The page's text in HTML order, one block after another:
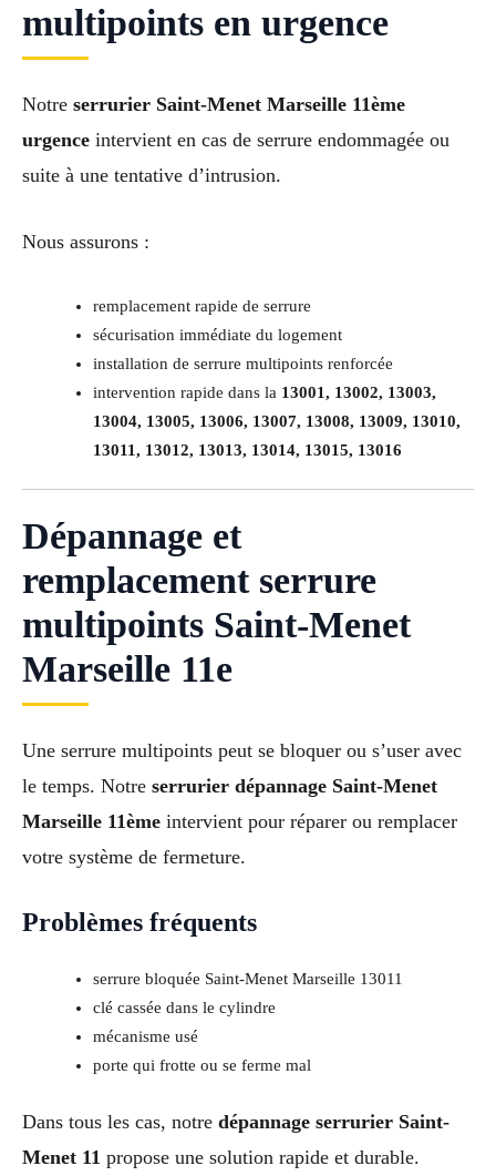
multipoints en urgence
Notre serrurier Saint-Menet Marseille 11ème
urgence intervient en cas de serrure endommagée ou
suite à une tentative d’intrusion.
Nous assurons :
remplacement rapide de serrure
sécurisation immédiate du logement
installation de serrure multipoints renforcée
intervention rapide dans la 13001, 13002, 13003,
13004, 13005, 13006, 13007, 13008, 13009, 13010,
13011, 13012, 13013, 13014, 13015, 13016
Dépannage et
remplacement serrure
multipoints Saint-Menet
Marseille 11e
Une serrure multipoints peut se bloquer ou s’user avec
le temps. Notre serrurier dépannage Saint-Menet
Marseille 11ème intervient pour réparer ou remplacer
votre système de fermeture.
Problèmes fréquents
serrure bloquée Saint-Menet Marseille 13011
clé cassée dans le cylindre
mécanisme usé
porte qui frotte ou se ferme mal
Dans tous les cas, notre dépannage serrurier Saint-
Menet 11 propose une solution rapide et durable.